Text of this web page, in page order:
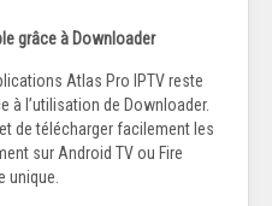
grâce à Downloader
Atlas Pro IPTV reste
à l’utilisation de Downloader.
de télécharger facilement les
sur Android TV ou Fire
unique.